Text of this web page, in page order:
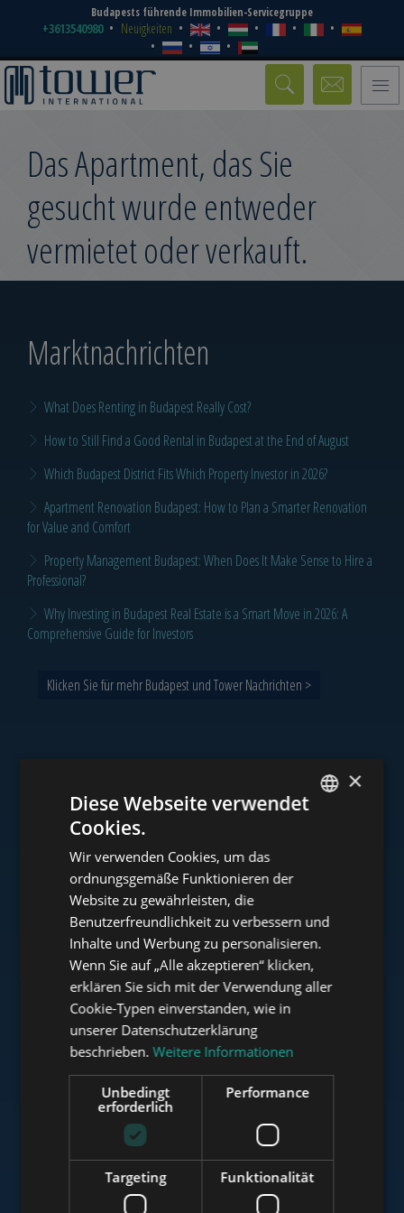
Budapests führende Immobilien-Servicegruppe
+3613540980 Neuigkeiten
Toggle
Das Apartment, das Sie
gesucht wurde entweder
vermietet oder verkauft.
Marktnachrichten
What Does Renting in Budapest Really Cost?
How to Still Find a Good Rental in Budapest at the End of August
Which Budapest District Fits Which Property Investor in 2026?
Apartment Renovation Budapest: How to Plan a Smarter Renovation
for Value and Comfort
Property Management Budapest: When Does It Make Sense to Hire a
Professional?
Why Investing in Budapest Real Estate is a Smart Move in 2026: A
Comprehensive Guide for Investors
Klicken Sie für mehr Budapest und Tower Nachrichten >
Unser Portfolio
www.tower-investments.com
www.towerassistance.com
www.towerconsulting.hu
www.mybudapesthome.com
FRENCH
ITALIAN
SPANISH
RUSSIAN
×
Diese Webseite verwendet
Cookies.
Wir verwenden Cookies, um das
ordnungsgemäße Funktionieren der
Website zu gewährleisten, die
Benutzerfreundlichkeit zu verbessern und
Inhalte und Werbung zu personalisieren.
Wenn Sie auf „Alle akzeptieren“ klicken,
erklären Sie sich mit der Verwendung aller
Cookie-Typen einverstanden, wie in
unserer Datenschutzerklärung
beschrieben. Weitere Informationen
Unbedingt
erforderlich
Performance
Targeting Funktionalität